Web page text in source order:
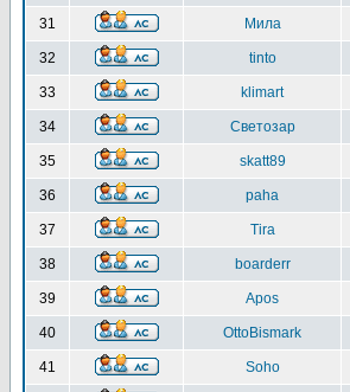
31 Мила
32 tinto
33 klimart
34 Светозар
35 skatt89
36 paha
37 Tira
38 boarderr
39 Apos
40 OttoBismark
41 Soho